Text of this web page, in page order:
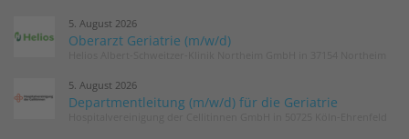
5. August 2026
Oberarzt Geriatrie (m/w/d)
5. August 2026
Departmentleitung (m/w/d) für die Geriatrie